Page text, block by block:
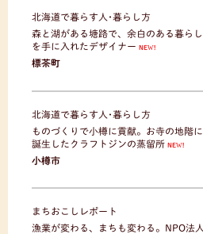
北海道で暮らす人･暮らし方
森と湖がある塘路で、余白のある暮らし
を手に入れたデザイナー NEW!
標茶町
北海道で暮らす人･暮らし方
ものづくりで小樽に貢献。お寺の地階に
誕生したクラフトジンの蒸留所 NEW!
小樽市
まちおこしレポート
漁業が変わる、まちも変わる。NPO法人